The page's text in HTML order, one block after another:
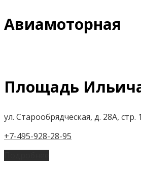
Авиамоторная
Площадь
ул. Старообрядческая, д. 28А, стр.
+7-495-928-28-95